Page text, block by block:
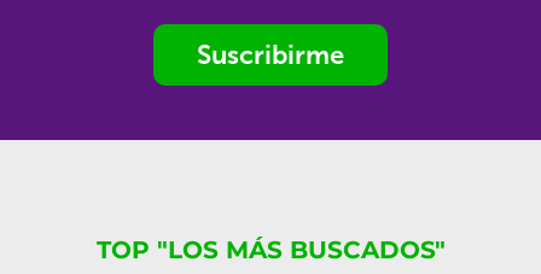
Suscribirme
TOP "LOS MÁS BUSCADOS"